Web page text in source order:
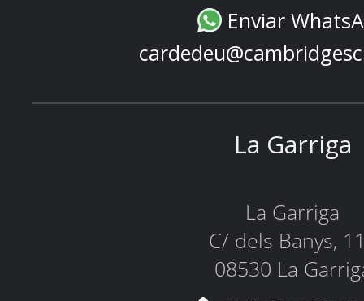
Enviar
La Garriga
La Garriga
C/ dels Banys,
08530 La